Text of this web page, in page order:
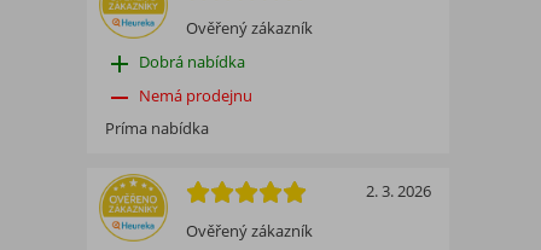
Ověřený zákazník
add Dobrá nabídka
remove Nemá prodejnu
Príma nabídka
Ověřený zákazník
2. 3. 2026